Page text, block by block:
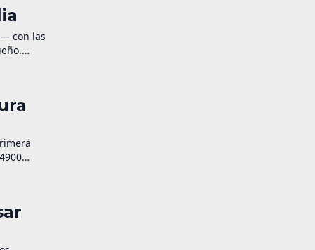
con las